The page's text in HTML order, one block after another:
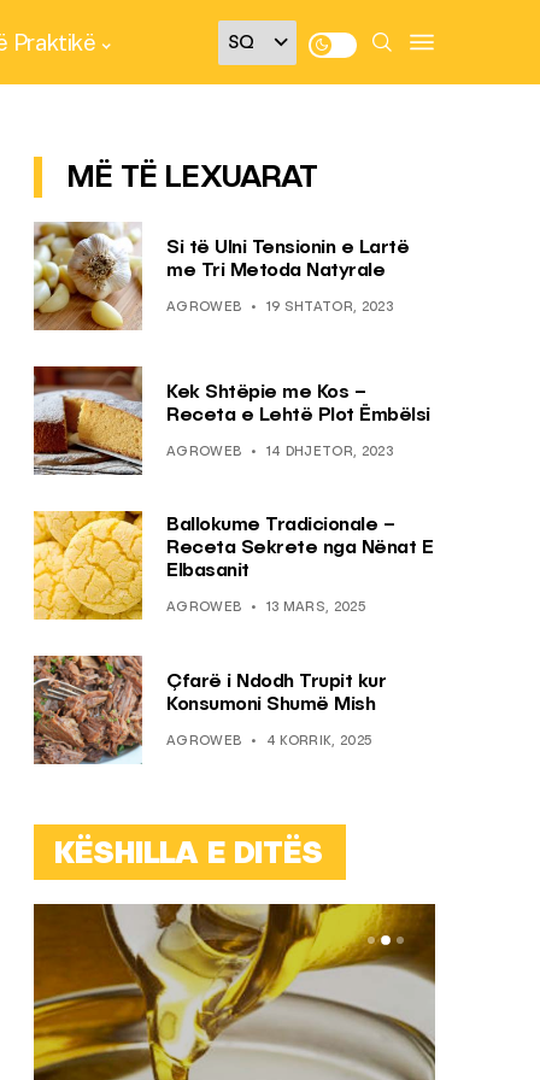
Praktikë
MË TË LEXUARAT
Si të Ulni Tensionin e Lartë
me Tri Metoda Natyrale
AGROWEB 19 SHTATOR, 2023
Kek Shtëpie me Kos –
Receta e Lehtë Plot Ëmbëlsi
AGROWEB 14 DHJETOR, 2023
Ballokume Tradicionale –
Receta Sekrete nga Nënat E
Elbasanit
AGROWEB 13 MARS, 2025
Çfarë i Ndodh Trupit kur
Konsumoni Shumë Mish
AGROWEB 4 KORRIK, 2025
KËSHILLA E DITËS